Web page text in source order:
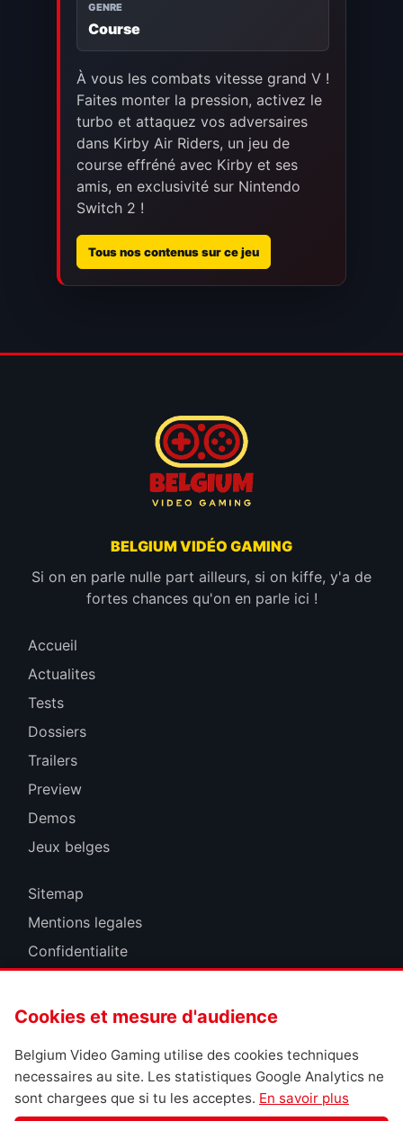
GENRE
Course
À vous les combats vitesse grand V !
Faites monter la pression, activez le
turbo et attaquez vos adversaires
dans Kirby Air Riders, un jeu de
course effréné avec Kirby et ses
amis, en exclusivité sur Nintendo
Switch 2 !
Tous nos contenus sur ce jeu
BELGIUM VIDÉO GAMING
Si on en parle nulle part ailleurs, si on kiffe, y'a de
fortes chances qu'on en parle ici !
Accueil
Actualites
Tests
Dossiers
Trailers
Preview
Demos
Jeux belges
Sitemap
Mentions legales
Confidentialite
Cookies et mesure d'audience
Belgium Video Gaming utilise des cookies techniques
necessaires au site. Les statistiques Google Analytics ne
sont chargees que si tu les acceptes. En savoir plus